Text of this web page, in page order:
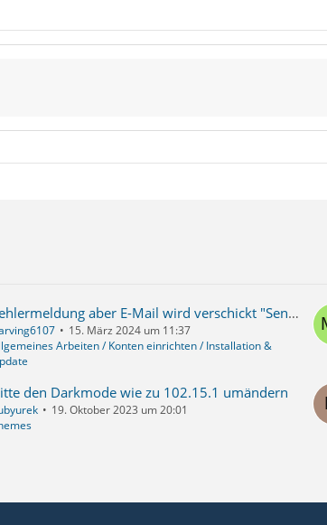
Fehlermeldung aber E-Mail wird verschickt "Sender address is not allowed.. Bitte überprüfen Sie, ob Ihre E-Mail-Adresse in den Konten-Einstellungen stimmt und wiederholen Sie den Vorgang."
15. März 2024 um 11:37
Arbeiten / Konten einrichten / Installation &
den Darkmode wie zu 102.15.1 umändern
19. Oktober 2023 um 20:01